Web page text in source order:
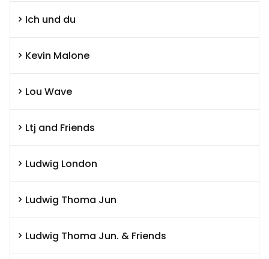
Ich und du
Kevin Malone
Lou Wave
Ltj and Friends
Ludwig London
Ludwig Thoma Jun
Ludwig Thoma Jun. & Friends